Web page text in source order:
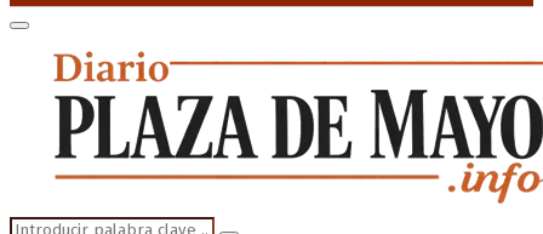
Primary
Menu
Search